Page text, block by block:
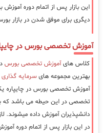
این بازار پس از اتمام دوره
دیگری برای موفق شدن در بازار
آموزش تخصصی بورس در
کلاس هایآموزش تخصصی بورس
بهترین مجموعه های سرمایه گذاری
آموزش تخصصی بورس در چایپاره
تخصصی در این حیطه می باشد که
دانشپذیران آموزش داده میشوند.
در این بازار پس از اتمام دوره